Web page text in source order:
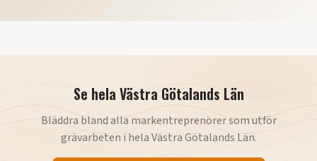
Se hela Västra Götalands Län
Bläddra bland alla markentreprenörer som utför
grävarbeten i helaVästra Götalands Län.